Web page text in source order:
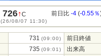
726↑C
(26/08/07 11:30)
前日比 -4 (-0.55％
731 (09:00)
前日終値
735 (09:01)
出来高